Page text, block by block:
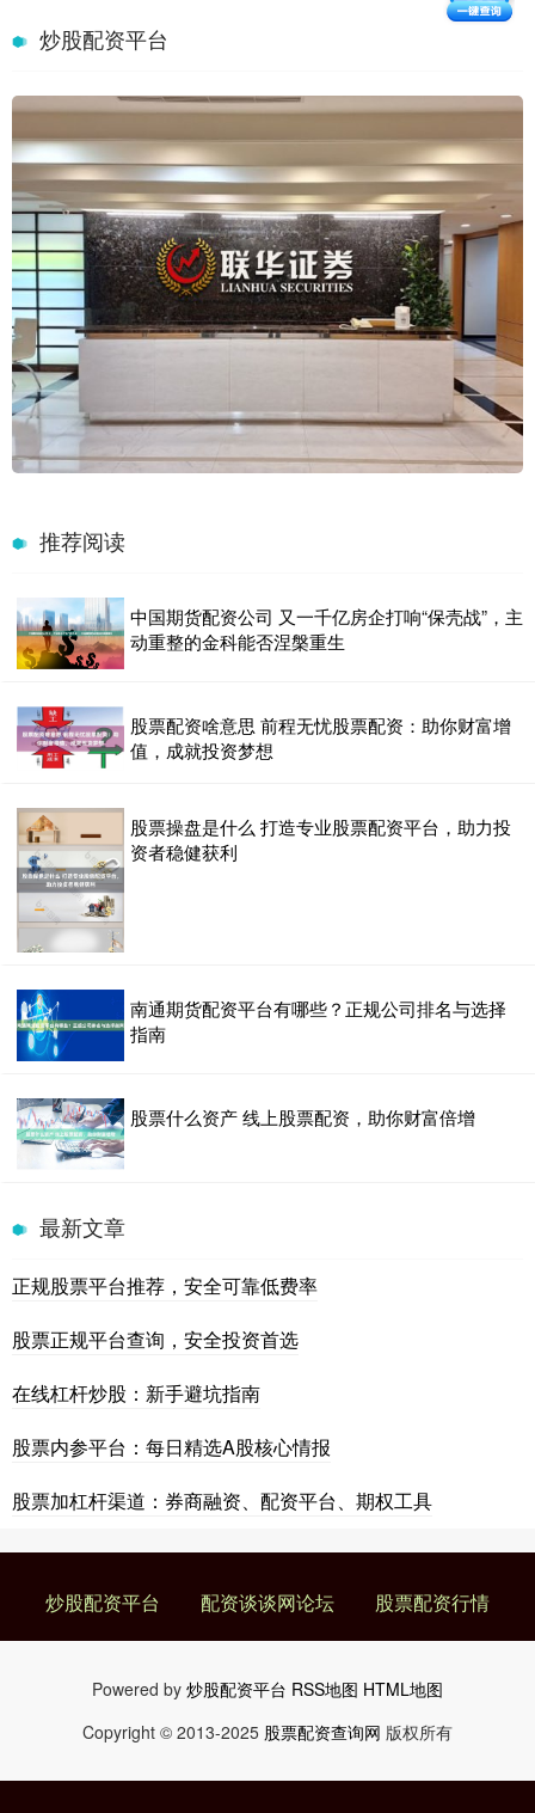
炒股配资平台
推荐阅读
中国期货配资公司 又一千亿房企打响“保壳战”，主
动重整的金科能否涅槃重生
股票配资啥意思 前程无忧股票配资：助你财富增
值，成就投资梦想
股票操盘是什么 打造专业股票配资平台，助力投
资者稳健获利
南通期货配资平台有哪些？正规公司排名与选择
指南
股票什么资产 线上股票配资，助你财富倍增
最新文章
正规股票平台推荐，安全可靠低费率
股票正规平台查询，安全投资首选
在线杠杆炒股：新手避坑指南
股票内参平台：每日精选A股核心情报
股票加杠杆渠道：券商融资、配资平台、期权工具
炒股配资平台 配资谈谈网论坛 股票配资行情
Powered by 炒股配资平台 RSS地图 HTML地图
Copyright © 2013-2025 股票配资查询网 版权所有